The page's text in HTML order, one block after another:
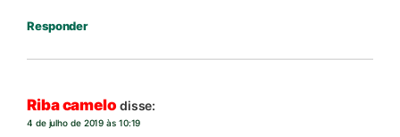
Responder
Riba camelo disse:
4 de julho de 2019 às 10:19